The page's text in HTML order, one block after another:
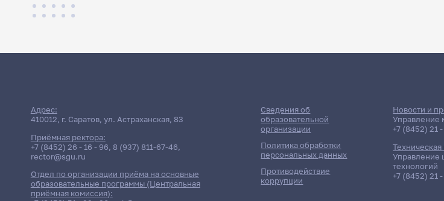
Адрес:
410012, г. Саратов, ул. Астраханская, 83
Приёмная ректора:
+7 (8452) 26 - 16 - 96, 8 (937) 811-67-46,
rector@sgu.ru
Отдел по организации приёма на основные
образовательные программы (Центральная
приёмная комиссия):
Сведения об
образовательной
организации
Политика обработки
персональных данных
Противодействие
коррупции
Новости и
Управление
+7 (8452) 21
Управление
технологий
+7 (8452) 21